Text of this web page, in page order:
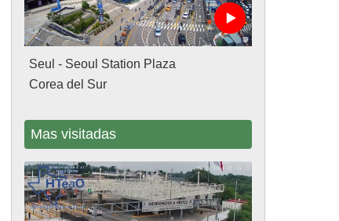
Seul - Seoul Station Plaza
Corea del Sur
Mas visitadas